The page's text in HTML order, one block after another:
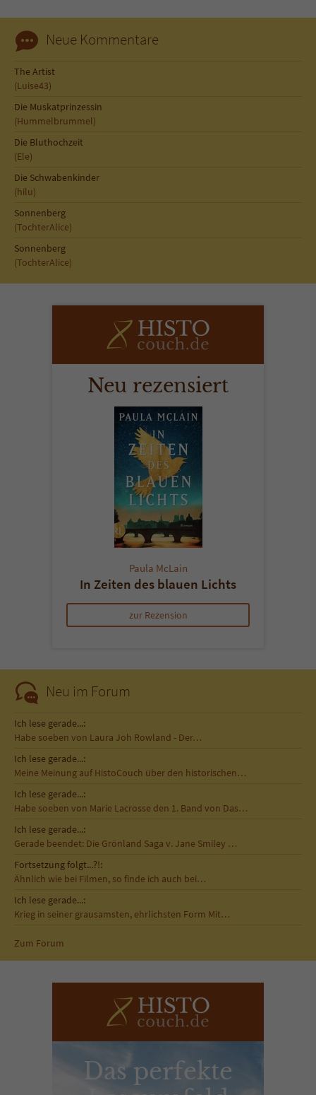
Neue Kommentare
The Artist
(Luise43)
Die Muskatprinzessin
(Hummelbrummel)
Die Bluthochzeit
(Ele)
Die Schwabenkinder
(hilu)
Sonnenberg
(TochterAlice)
Sonnenberg
(TochterAlice)
Neu rezensiert
Paula McLain
In Zeiten des blauen Lichts
zur Rezension
Neu im Forum
Ich lese gerade...:
Habe soeben von Laura Joh Rowland - Der…
Ich lese gerade...:
Meine Meinung auf HistoCouch über den historischen…
Ich lese gerade...:
Habe soeben von Marie Lacrosse den 1. Band von Das…
Ich lese gerade...:
Gerade beendet: Die Grönland Saga v. Jane Smiley …
Fortsetzung folgt...?!:
Ähnlich wie bei Filmen, so finde ich auch bei…
Ich lese gerade...:
Krieg in seiner grausamsten, ehrlichsten Form Mit…
Zum Forum
Das perfekte